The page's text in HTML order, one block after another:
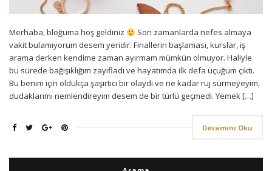
Merhaba, bloğuma hoş geldiniz
Son zamanlarda nefes almaya
vakit bulamıyorum desem yeridir. Finallerin başlaması, kurslar, iş
arama derken kendime zaman ayırmam mümkün olmuyor. Haliyle
bu sürede bağışıklığım zayıfladı ve hayatımda ilk defa uçuğum çıktı.
Bu benim için oldukça şaşırtıcı bir olaydı ve ne kadar ruj sürmeyeyim,
dudaklarımı nemlendireyim desem de bir türlü geçmedi. Yemek […]
Devamını Oku